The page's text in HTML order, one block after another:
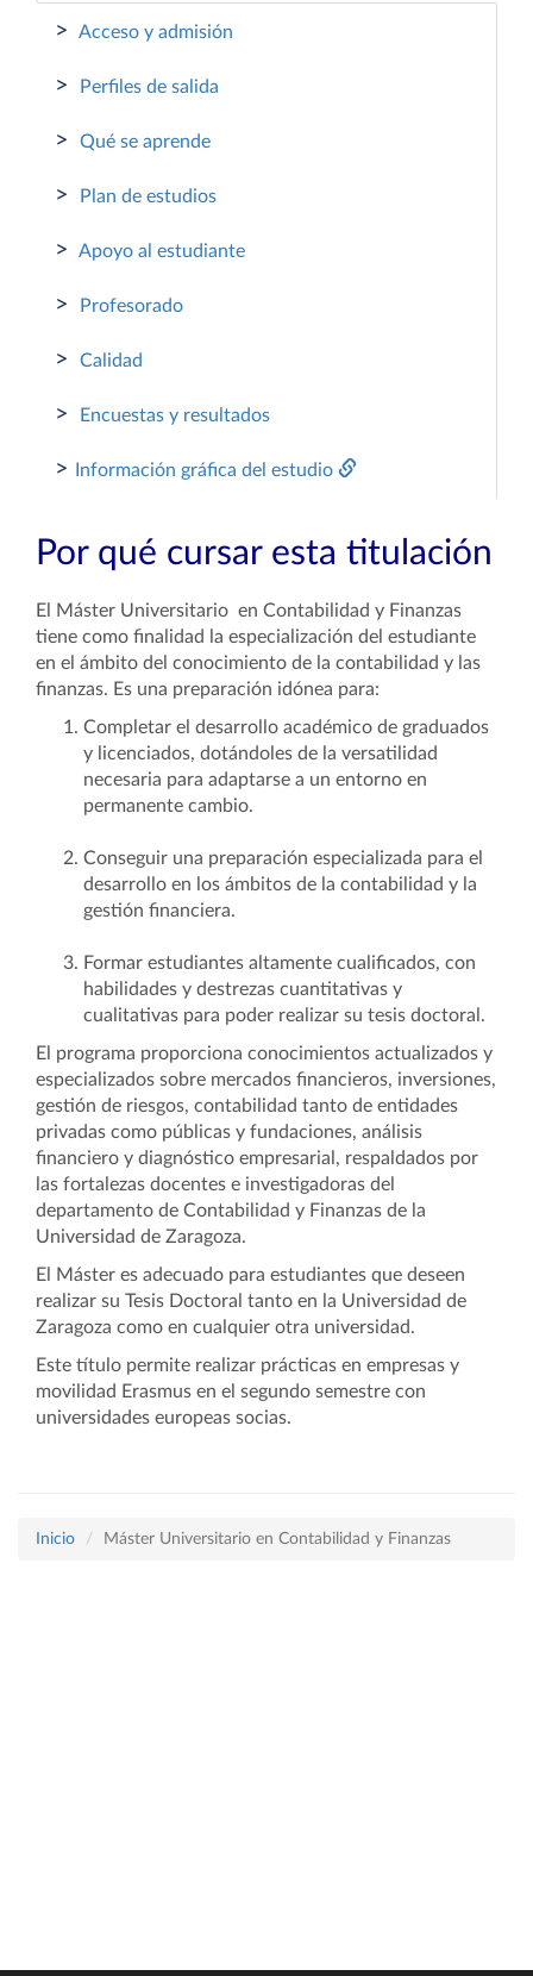
> Acceso y admisión
> Perfiles de salida
> Qué se aprende
> Plan de estudios
> Apoyo al estudiante
> Profesorado
> Calidad
> Encuestas y resultados
> Información gráfica del estudio
Por qué cursar esta titulación
El Máster Universitario en Contabilidad y Finanzas
tiene como finalidad la especialización del estudiante
en el ámbito del conocimiento de la contabilidad y las
finanzas. Es una preparación idónea para:
Completar el desarrollo académico de graduados
y licenciados, dotándoles de la versatilidad
necesaria para adaptarse a un entorno en
permanente cambio.
Conseguir una preparación especializada para el
desarrollo en los ámbitos de la contabilidad y la
gestión financiera.
Formar estudiantes altamente cualificados, con
habilidades y destrezas cuantitativas y
cualitativas para poder realizar su tesis doctoral.
El programa proporciona conocimientos actualizados y
especializados sobre mercados financieros, inversiones,
gestión de riesgos, contabilidad tanto de entidades
privadas como públicas y fundaciones, análisis
financiero y diagnóstico empresarial, respaldados por
las fortalezas docentes e investigadoras del
departamento de Contabilidad y Finanzas de la
Universidad de Zaragoza.
El Máster es adecuado para estudiantes que deseen
realizar su Tesis Doctoral tanto en la Universidad de
Zaragoza como en cualquier otra universidad.
Este título permite realizar prácticas en empresas y
movilidad Erasmus en el segundo semestre con
universidades europeas socias.
Inicio Máster Universitario en Contabilidad y Finanzas